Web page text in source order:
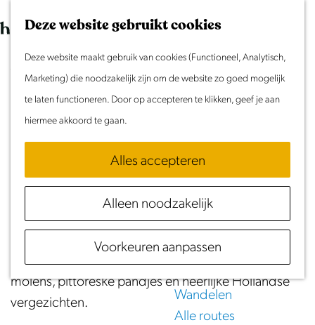
Deze website gebruikt cookies
Deze website maakt gebruik van cookies (Functioneel, Analytisch,
Marketing) die noodzakelijk zijn om de website zo goed mogelijk
te laten functioneren. Door op accepteren te klikken, geef je aan
hiermee akkoord te gaan.
Alles accepteren
Alleen noodzakelijk
Voorkeuren aanpassen
G
a
K
a
r
t
Z
e
k
e
n
e
n
u
Dit weekend
Doen & Beleven
Zomer in Laag Holland
Samen eropuit
Rust & Stilte
Activiteiten
Routes
Fietsen
Wandelen
Alle routes
Van Oostzaan naar Landsmeer
(51 km)
Deze fietstocht gaat door puur Hollands landschap
met de schitterende historische Zaanstreek en
prachtig waterrijke natuurgebieden als
hoogtepunten. Je blijft genieten van de talloze
molens, pittoreske pandjes en heerlijke Hollandse
vergezichten.